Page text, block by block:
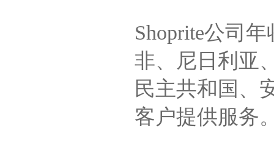
Shoprite公司
非、尼日利亚
民主共和国、
客户提供服务